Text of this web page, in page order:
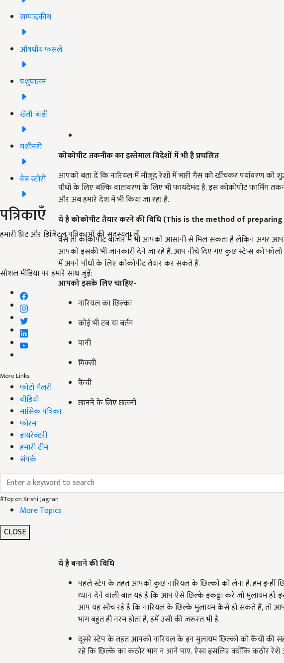
सम्पादकीय
औषधीय फसलें
पशुपालन
खेती-बाड़ी
मशीनरी
वेब स्टोरी
पत्रिकाएँ
हमारी प्रिंट और डिजिटल पत्रिकाओं की सदस्यता लें
सोशल मीडिया पर हमारे साथ जुड़ें:
More Links
फोटो गैलरी
वीडियो
मासिक पत्रिका
फोरम
डायरेक्टरी
हमारी टीम
संपर्क
#Top on Krishi Jagran
More Topics
CLOSE
कोकोपीट तकनीक का इस्तेमाल विदेशों में भी है प्रचलित
आपको बता दें कि नारियल में मौजूद रेशों में भारी गैस को खींचकर पर्यावरण को
पौधों के लिए बल्कि वातावरण के लिए भी फायदेमंद है. इस कोकोपीट फार्मिंग
और अब हमारे देश में भी किया जा रहा है.
ये है कोकोपीट तैयार करने की विधि (This is the method of
वैसे तो कोकोपीट बाजार में भी आपको आसानी से मिल सकता है लेकिन अगर आप
आपको इसकी भी जानकारी देने जा रहे हैं. आप नीचे दिए गए कुछ स्टेप्स को
में अपने पौधों के लिए कोकोपीट तैयार कर सकते हैं.
आपको इसके लिए चाहिए-
नारियल का छिल्का
कोई भी टब या बर्तन
पानी
मिक्सी
कैंची
छानने के लिए छलनी
ये है बनाने की विधि
पहले स्टेप के तहत आपको कुछ नारियल के छिल्कों को लेना है. हम इन्हीं
ध्यान देने वाली बात यह है कि आप ऐसे छिल्के इकठ्ठा करें जो मुलायम
आप यह सोच रहे हैं कि नारियल के छिल्के मुलायम कैसे हो सकते हैं, तो
भाग बहुत ही नरम होता है, हमें उसी की जरूरत भी है.
दूसरे स्टेप के तहत आपको नारियल के इन मुलायम छिल्कों को कैंची की
रहे कि छिल्के का कठोर भाग न आने पाए. ऐसा इसलिए क्योंकि कठोर